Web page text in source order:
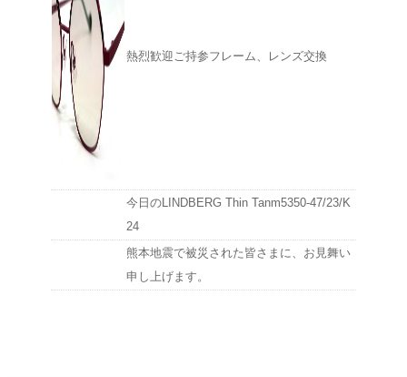
熱烈歓迎ご持参フレーム、レンズ交換
今日のLINDBERG Thin Tanm5350-47/23/K
24
熊本地震で被災された皆さまに、お見舞い
申し上げます。